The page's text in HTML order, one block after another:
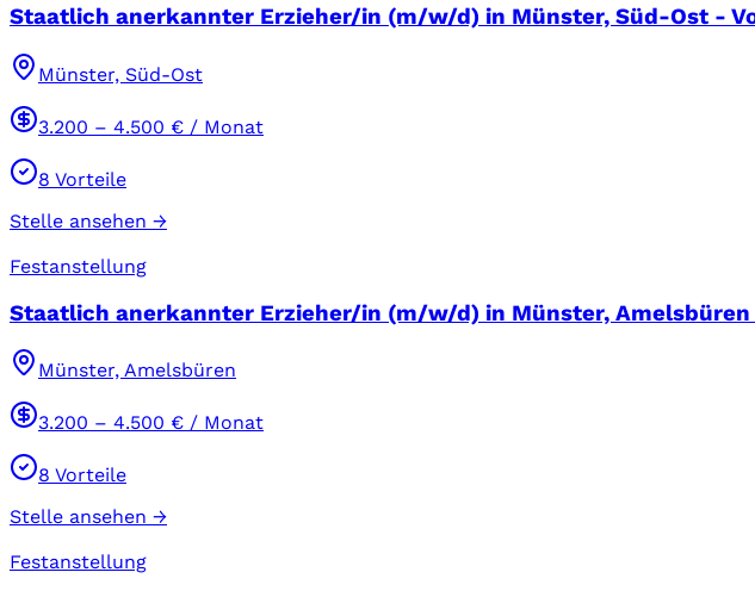
Staatlich anerkannter Erzieher/in (m/w/d) in Münster, Süd-Ost -
Münster, Süd-Ost
3.200 – 4.500 € / Monat
8 Vorteile
Stelle ansehen →
Festanstellung
Staatlich anerkannter Erzieher/in (m/w/d) in Münster,
Münster, Amelsbüren
3.200 – 4.500 € / Monat
8 Vorteile
Stelle ansehen →
Festanstellung